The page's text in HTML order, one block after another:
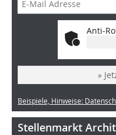
Anti-
»
Beispiele, Hinweise:
Stellenmarkt